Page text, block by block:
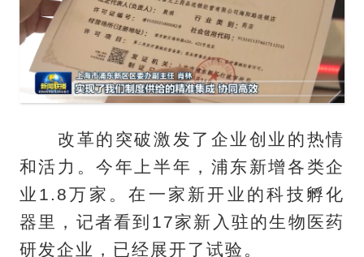
改革的突破激发了企业创业的热情
和活力。今年上半年，浦东新增各类企
业1.8万家。在一家新开业的科技孵化
器里，记者看到17家新入驻的生物医药
研发企业，已经展开了试验。